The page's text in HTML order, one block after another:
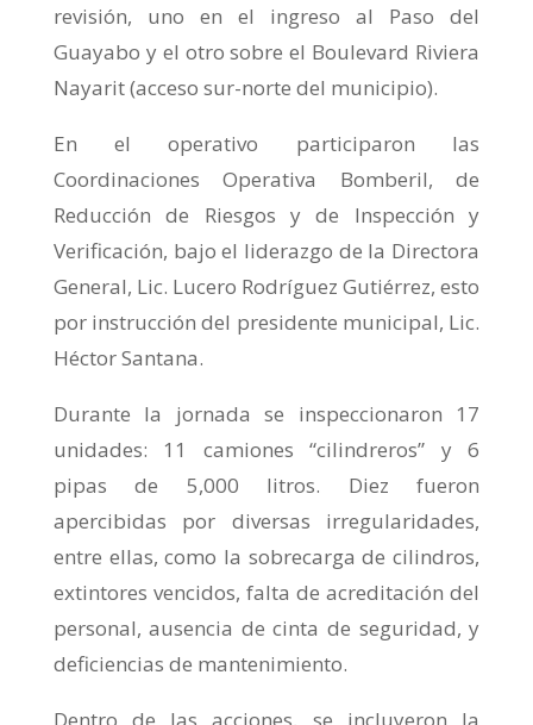
revisión, uno en el ingreso al Paso del
Guayabo y el otro sobre el Boulevard Riviera
Nayarit (acceso sur-norte del municipio).
En el operativo participaron las
Coordinaciones Operativa Bomberil, de
Reducción de Riesgos y de Inspección y
Verificación, bajo el liderazgo de la Directora
General, Lic. Lucero Rodríguez Gutiérrez, esto
por instrucción del presidente municipal, Lic.
Héctor Santana.
Durante la jornada se inspeccionaron 17
unidades: 11 camiones “cilindreros” y 6
pipas de 5,000 litros. Diez fueron
apercibidas por diversas irregularidades,
entre ellas, como la sobrecarga de cilindros,
extintores vencidos, falta de acreditación del
personal, ausencia de cinta de seguridad, y
deficiencias de mantenimiento.